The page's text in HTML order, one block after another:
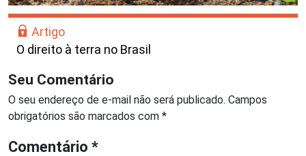
Artigo
O direito à terra no Brasil
Seu Comentário
O seu endereço de e-mail não será publicado. Campos
obrigatórios são marcados com *
Comentário *